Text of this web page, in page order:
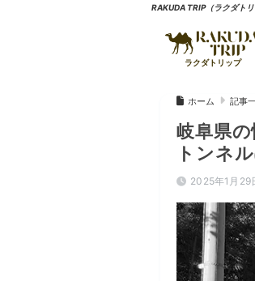
RAKUDA TRIP（ラクダト
ホーム 記事
岐阜県
トンネ
2025年1月29